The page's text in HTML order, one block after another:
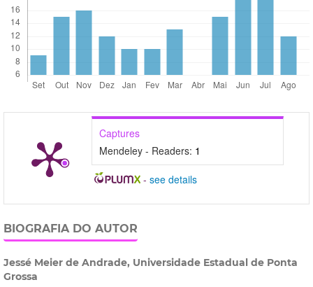
Captures
Mendeley - Readers: 1
- see details
BIOGRAFIA DO AUTOR
Jessé Meier de Andrade, Universidade Estadual de Ponta
Grossa